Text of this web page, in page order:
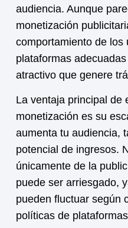
audiencia. Aunque
monetización
comportamiento de los
plataformas
atractivo que genere
La ventaja principal de
monetización es su
aumenta tu audiencia,
potencial de ingresos.
únicamente de la
puede ser arriesgado,
pueden fluctuar según
políticas de